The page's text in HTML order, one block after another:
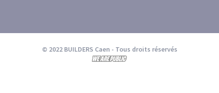
© 2022 BUILDERS Caen - Tous droits réservés